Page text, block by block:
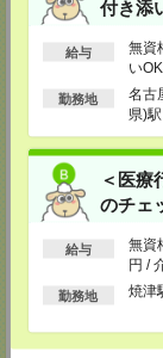
付き添
給与
無資
い
以上
勤務地
名古
県)駅
＜医療
のチェ
給与
無資
円 /
円 /
勤務地 焼津
中部コーディネ
■名鉄東岡崎駅から
TEL：0120-537-102
担当：パーソルテ
受付可能日時：平
は、「エンのサイト
静岡コーディネ
〒436-0056
浜松市中区板屋町
■JR浜松駅から徒歩5
TEL：0120-537-102
担当：パーソルテ
受付可能日時：平
は、「エンのサイト